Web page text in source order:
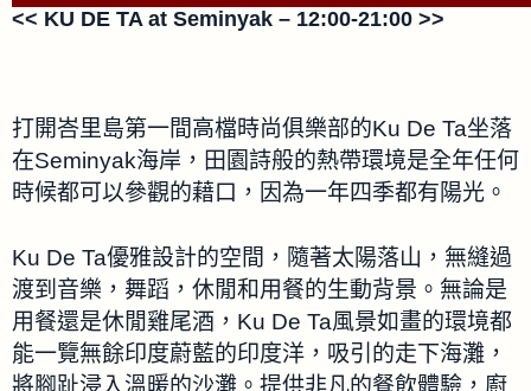
<< KU DE TA at Seminyak – 12:00-21:00 >>
打開峇里島第一間高檔時尚俱樂部的Ku De Ta坐落
在Seminyak海岸，田園詩般的熱帶環境是全年任何
時候都可以參觀的藉口，因為一年四季都有陽光。
Ku De Ta優雅設計的空間，隨著太陽落山，無縫過
渡到音樂，舞蹈，休閒和用餐的生動背景。無論是
用餐還是休閒雞尾酒，Ku De Ta風景如畫的環境都
能一覽無餘印度蔚藍的印度洋，吸引的走下海灘，